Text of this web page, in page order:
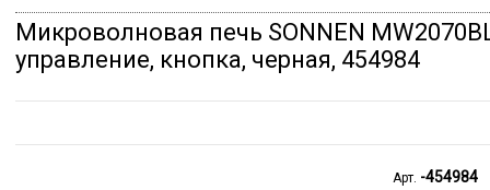
Микроволновая печь SONNEN
управление, кнопка, черная, 454984
Арт. -454984